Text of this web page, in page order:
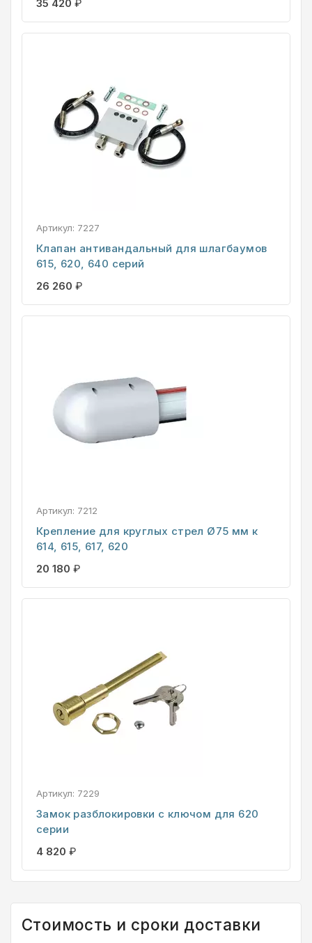
35 420 ₽
Артикул: 7227
Клапан антивандальный для шлагбаумов
615, 620, 640 серий
26 260 ₽
Артикул: 7212
Крепление для круглых стрел Ø75 мм к
614, 615, 617, 620
20 180 ₽
Артикул: 7229
Замок разблокировки с ключом для 620
серии
4 820 ₽
Стоимость и сроки доставки